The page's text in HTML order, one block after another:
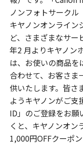
ノンフォトサークル
キヤノンオンライン
ど、さまざまなサ
年2 月よりキヤノン
は、お使いの商品を
合わせて、お客さま
供いたします。皆さ
ようキヤノンがご支
ID」のご登録をお願
くと、キヤノンオン
1,000円OFFクーポ